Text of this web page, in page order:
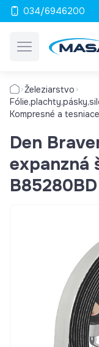
034/6946200
Železiarstvo
Kompresné a
Den
expanzná
B85280BD